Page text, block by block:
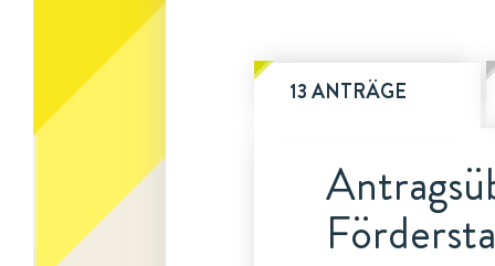
13 ANTRÄGE